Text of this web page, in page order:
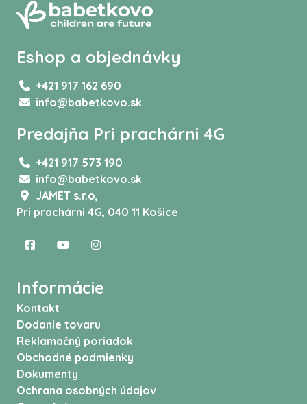
Eshop a objednávky
+421 917 162 690
info@babetkovo.sk
Predajňa Pri prachárni 4G
+421 917 573 190
info@babetkovo.sk
JAMET s.r.o,
Pri prachárni 4G, 040 11 Košice
Informácie
Kontakt
Dodanie tovaru
Reklamačný poriadok
Obchodné podmienky
Dokumenty
Ochrana osobných údajov